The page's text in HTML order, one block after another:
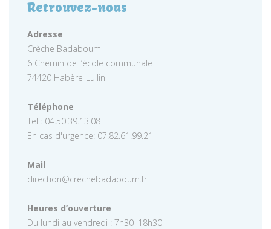
Retrouvez-nous
Adresse
Crèche Badaboum
6 Chemin de l’école communale
74420 Habère-Lullin
Téléphone
Tel : 04.50.39.13.08
En cas d'urgence: 07.82.61.99.21
Mail
direction@crechebadaboum.fr
Heures d’ouverture
Du lundi au vendredi : 7h30–18h30